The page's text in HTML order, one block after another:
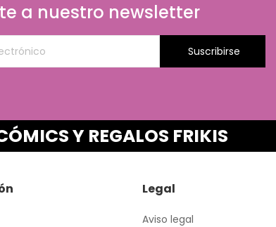
a nuestro newsletter
Suscribirse
Y REGALOS FRIKIS
Legal
Aviso legal